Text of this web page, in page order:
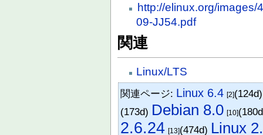
http://elinux.org/
09-JJ54.pdf
関連
Linux/LTS
関連ページ: Linux 6.4 [2]
(173d) Debian 8.0 [10]
2.6.24 [13](474d) Linux